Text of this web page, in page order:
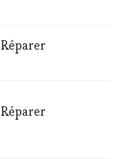
Réparer
Réparer